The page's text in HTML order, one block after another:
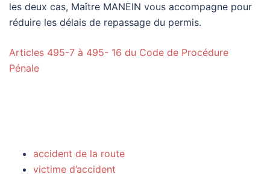
les deux cas, Maître MANEIN vous accompagne pour
réduire les délais de repassage du permis.
Articles 495-7 à 495- 16 du Code de Procédure
Pénale
accident de la route
victime d’accident